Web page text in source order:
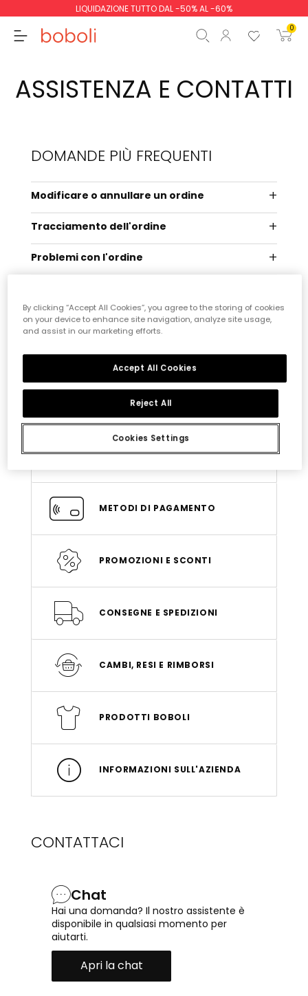
LIQUIDAZIONE TUTTO DAL -50% AL -60%
0
Totale
Continua Inizio ordine
ASSISTENZA E CONTATTI
DOMANDE PIÙ FREQUENTI
Modificare o annullare un ordine
Tracciamento dell'ordine
Problemi con l'ordine
TUTTI GLI ARGOMENTI DI AIUTO
ORDINI
ACCOUNT E ABBONAMENTO
METODI DI PAGAMENTO
PROMOZIONI E SCONTI
CONSEGNE E SPEDIZIONI
CAMBI, RESI E RIMBORSI
PRODOTTI BOBOLI
INFORMAZIONI SULL'AZIENDA
CONTATTACI
Chat
Hai una domanda? Il nostro assistente è
disponibile in qualsiasi momento per
aiutarti.
Apri la chat
By clicking “Accept All Cookies”, you agree to the storing of cookies
on your device to enhance site navigation, analyze site usage,
and assist in our marketing efforts.
Cookies Settings
Reject All
Accept All Cookies